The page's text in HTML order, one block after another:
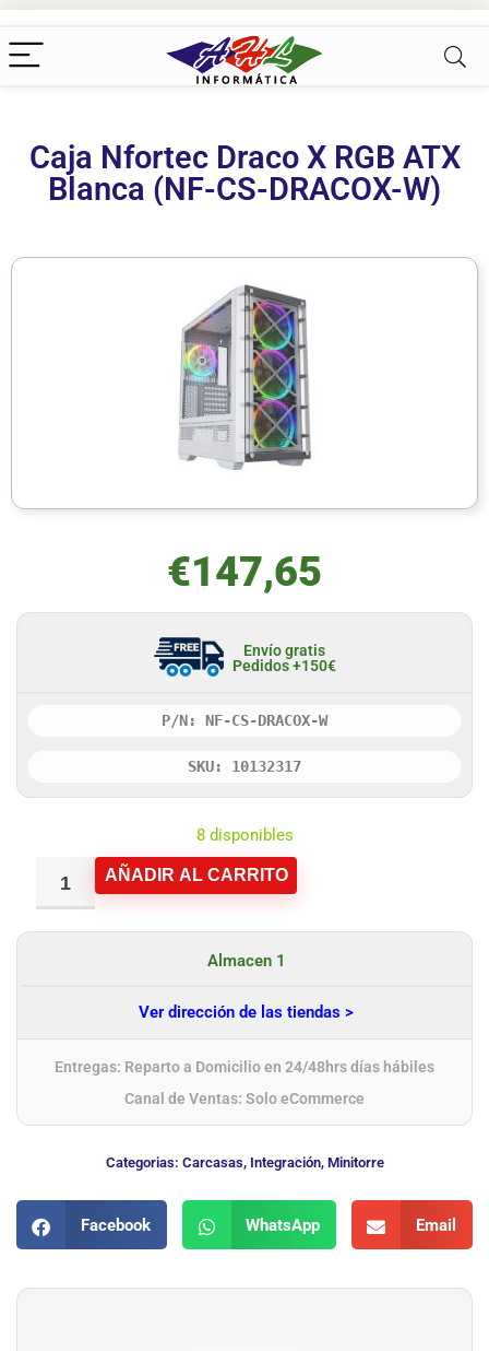
Caja Nfortec Draco X RGB ATX
Blanca (NF-CS-DRACOX-W)
€147,65
Envío gratis
Pedidos +150€
P/N: NF-CS-DRACOX-W
SKU: 10132317
8 disponibles
AÑADIR AL CARRITO
Almacen 1
Ver dirección de las tiendas >
Entregas: Reparto a Domicilio en 24/48hrs días hábiles
Canal de Ventas: Solo eCommerce
Categorias: Carcasas, Integración, Minitorre
Facebook WhatsApp Email